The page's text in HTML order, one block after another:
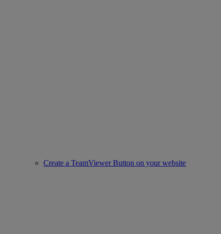
Create a TeamViewer Button on your website